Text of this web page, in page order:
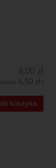
(netto: 6,50 zł )
do koszyka